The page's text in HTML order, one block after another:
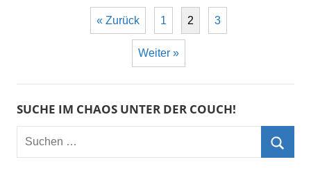
« Zurück 1 2 3
Weiter »
SUCHE IM CHAOS UNTER DER COUCH!
Suchen